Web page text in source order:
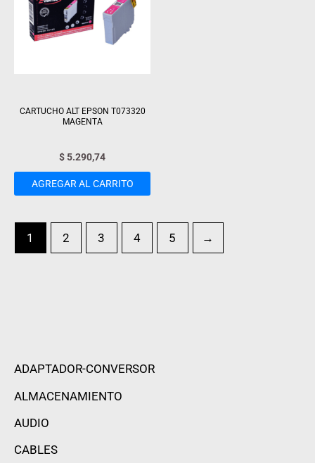
ADAPTADOR-CONVERSOR
ALMACENAMIENTO
AUDIO
CABLES
CARTUCHO ALT EPSON T073320
MAGENTA
$5.290,74
AGREGAR AL CARRITO
1 2 3 4 5 →